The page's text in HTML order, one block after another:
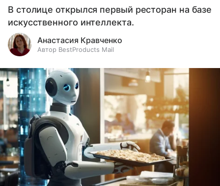
В столице открылся первый ресторан на базе
искусственного интеллекта.
Анастасия Кравченко
Автор BestProducts Mail